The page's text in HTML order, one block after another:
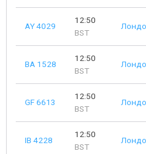
AY 4029
12:50
BST
BA 1528
12:50
BST
GF 6613
12:50
BST
IB 4228
12:50
BST